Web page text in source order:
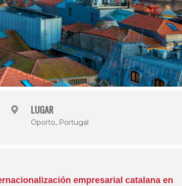
LUGAR
Oporto, Portugal
empresarial catalana en